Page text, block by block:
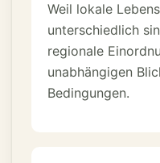
Weil lokale
unterschiedlich
regionale
unabhängigen
Bedingungen.